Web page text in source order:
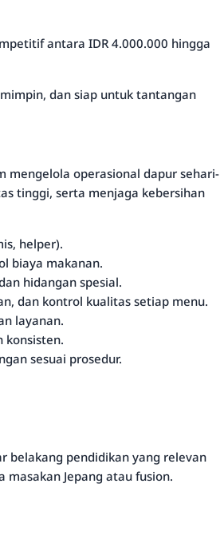
antara IDR 4.000.000 hingga
dan siap untuk tantangan
mengelola operasional dapur sehari-
tinggi, serta menjaga kebersihan
helper).
biaya makanan.
hidangan spesial.
dan kontrol kualitas setiap menu.
layanan.
konsisten.
sesuai prosedur.
belakang pendidikan yang relevan
Jepang atau fusion.